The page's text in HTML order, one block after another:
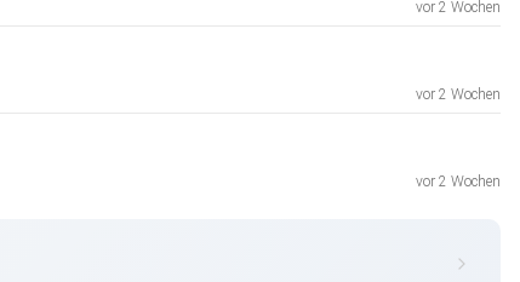
vor 2 Wochen
vor 2 Wochen
vor 2 Wochen